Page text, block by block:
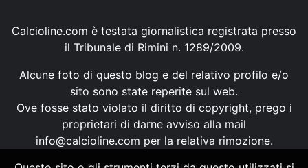
Calcioline.com è testata giornalistica registrata presso
il Tribunale di Rimini n. 1289/2009.
Alcune foto di questo blog e del relativo profilo e/o
sito sono state reperite sul web.
Ove fosse stato violato il diritto di copyright, prego i
proprietari di darne avviso alla mail
info@calcioline.com per la relativa rimozione.